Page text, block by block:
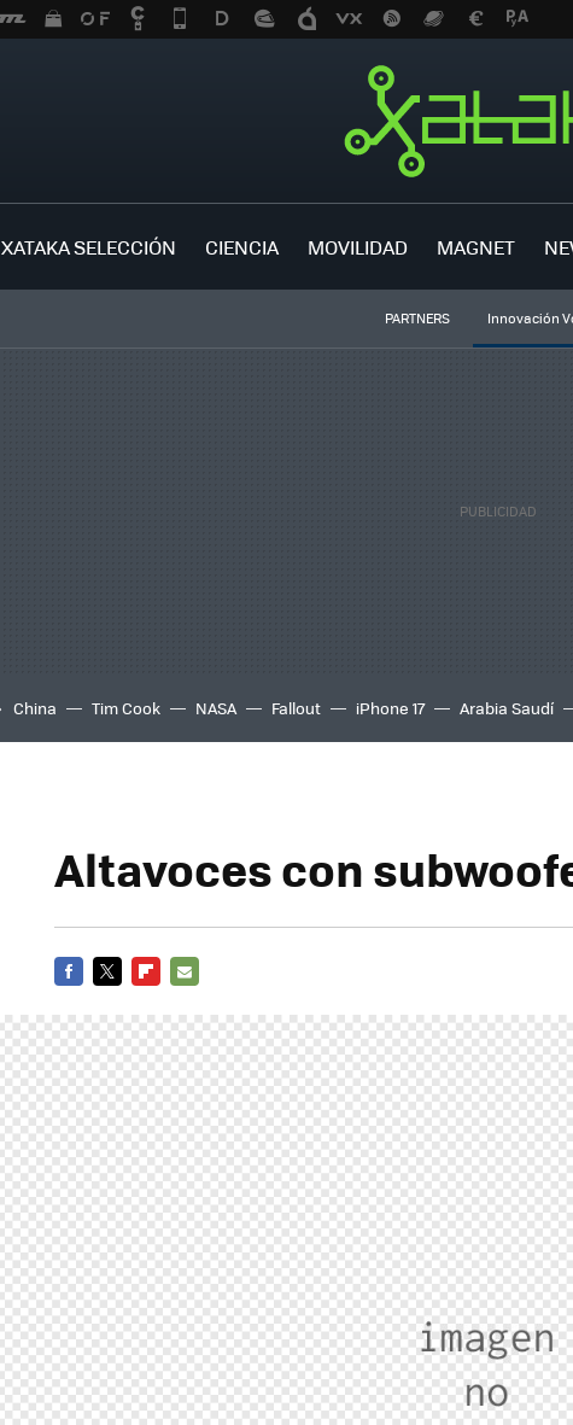
XATAKA SELECCIÓN CIENCIA MOVILIDAD MAGNET
PARTNERS Innovación
China Tim Cook NASA Fallout iPhone 17 Arabia Saudí
Altavoces con
MAIL